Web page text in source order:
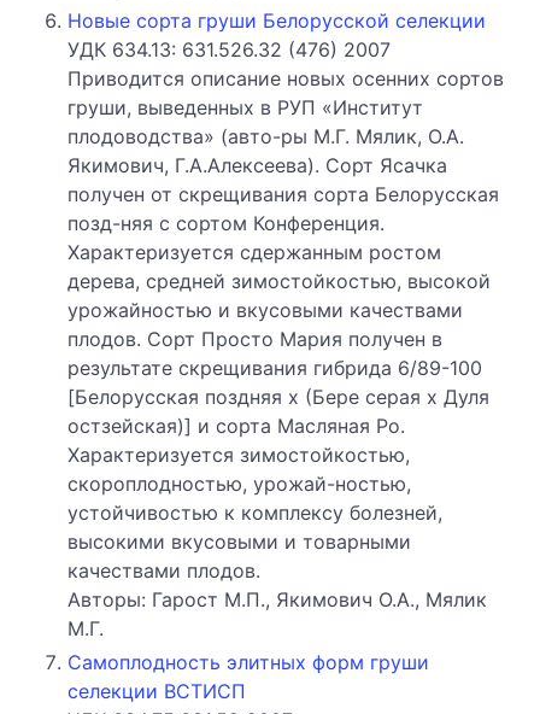
Новые сорта груши Белорусской селекции
УДК 634.13: 631.526.32 (476) 2007
Приводится описание новых осенних сортов
груши, выведенных в РУП «Институт
плодоводства» (авто-ры М.Г. Мялик, О.А.
Якимович, Г.А.Алексеева). Сорт Ясачка
получен от скрещивания сорта Белорусская
позд-няя с сортом Конференция.
Характеризуется сдержанным ростом
дерева, средней зимостойкостью, высокой
урожайностью и вкусовыми качествами
плодов. Сорт Просто Мария получен в
результате скрещивания гибрида 6/89-100
[Белорусская поздняя х (Бере серая х Дуля
остзейская)] и сорта Масляная Ро.
Характеризуется зимостойкостью,
скороплодностью, урожай-ностью,
устойчивостью к комплексу болезней,
высокими вкусовыми и товарными
качествами плодов.
Авторы: Гарост М.П., Якимович О.А., Мялик
М.Г.
Самоплодность элитных форм груши
селекции ВСТИСП